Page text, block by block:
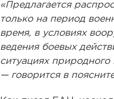
«Предлагается
только на период
время, в условиях
ведения боевых
ситуациях природного
— говорится в